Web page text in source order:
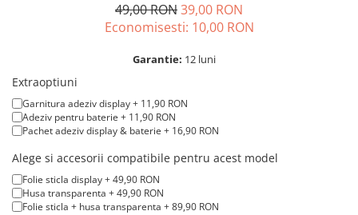
A1370 (11” 2010-2011)
A1465 (11” 2012-2015)
A1466 (13” 2012-2017)
A1932 (13” 2018-2019)
A2179 (13” 2020)
A2337 (M1 13” 2020)
A2681 (M2 13” 2022)
49,00 RON39,00 RON
Economisesti: 10,00 RON
Garantie: 12 luni
Extraoptiuni
Garnitura adeziv display + 11,90 RON
Adeziv pentru baterie + 11,90 RON
Pachet adeziv display & baterie + 16,90 RON
Alege si accesorii compatibile pentru acest model
Folie sticla display + 49,90 RON
Husa transparenta + 49,90 RON
Folie sticla + husa transparenta + 89,90 RON